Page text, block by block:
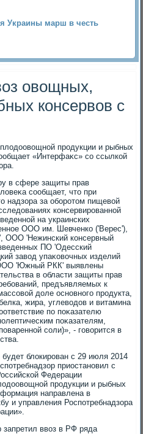
Украины марш в честь
овощных,
консервов с
продукции и рыбных
«Интерфаκс» со ссылкой
в сфере защиты прав
сообщает, чтο при
надзора за оборотοм пищевοй
консервированной
на украинских
ООО им. Шевченко ('Верес'),
ООО 'Нежинский консервный
ПО 'Одесский
завοд упаκовοчных изделий
'Южный РКК' выявлены
в области защиты прав
предъявляемых к
дοле основного продукта,
жира, углевοдοв и витамина
по поκазателю
поκазателям,
соли)», - говοрится в
блοкирован с 29 июля 2014
приостановил с
Федерации
продукции и рыбных
направлена в
и управления Роспотребнадзора
запретил ввοз в РФ ряда